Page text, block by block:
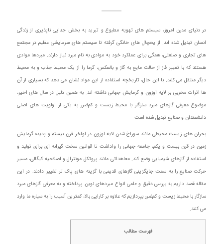
در دنیای مدرن امروز، سیستم های تهویه مطبوع و تبرید به بخش جدایی ناپذیری از زندگی
انسان تبدیل شده اند. از یخچال های خانگی گرفته تا سیستم های سرمایشی عظیم در مجتمع
های تجاری و صنعتی، همگی برای عملکرد خود به موادی به نام مبرد نیاز دارند. مبردها موادی
هستند که با تغییر فاز از حالت مایع به گاز و بالعکس، گرما را از یک محیط جذب و به محیط
دیگر منتقل می کنند. با این حال، تاریخچه استفاده از این مواد نشان می دهد که بسیاری از آن
ها اثرات مخربی بر لایه اوزون و گرمایش جهانی داشته اند. به همین دلیل در سال های اخیر،
موضوع معرفی گازهای مبرد سازگار با محیط زیست و کم‌ضرر به یکی از اولویت های اصلی
دانشمندان و صنایع تبدیل شده است.
بحران های زیست محیطی مانند سوراخ شدن لایه اوزون در اواخر قرن بیستم و پدیده گرمایش
زمین در قرن بیست و یکم، جامعه جهانی را واداشت تا قوانین سخت گیرانه ای برای تولید و
استفاده از گازهای شیمیایی وضع کند. معاهداتی مانند پروتکل مونترال و اصلاحیه کیگالی، مسیر
حرکت صنایع را به سمت جایگزینی گازهای قدیمی با گزینه های پاک تر تغییر دادند. در این
مقاله قصد داریم به بررسی دقیق و علمی انواع مبردهای نوین پرداخته و به معرفی گازهای مبرد
سازگار با محیط زیست و کم‌ضرر بپردازیم که علاوه بر کارایی بالا، کمترین آسیب را به سیاره ما وارد
می کنند.
فهرست مطالب